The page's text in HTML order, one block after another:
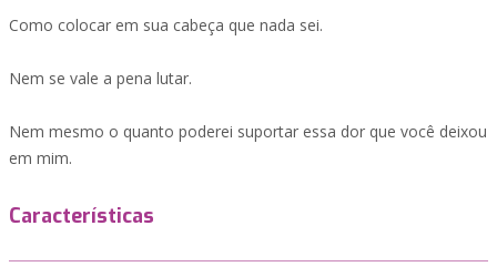
Como colocar em sua cabeça que nada sei.
Nem se vale a pena lutar.
Nem mesmo o quanto poderei suportar essa dor que você deixou
em mim.
Características